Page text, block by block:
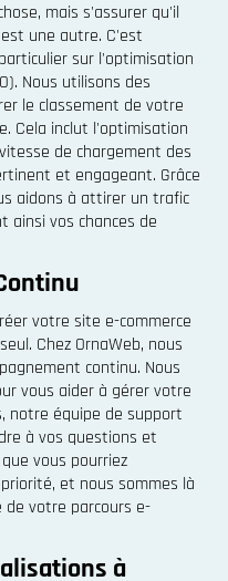
mais s'assurer qu'il
une autre. C'est
sur l'optimisation
Nous utilisons des
le classement de votre
Cela inclut l'optimisation
de chargement des
et engageant. Grâce
aidons à attirer un trafic
ainsi vos chances de
votre site e-commerce
Chez OrnaWeb, nous
continu. Nous
vous aider à gérer votre
notre équipe de support
à vos questions et
vous pourriez
et nous sommes là
votre parcours e-
à